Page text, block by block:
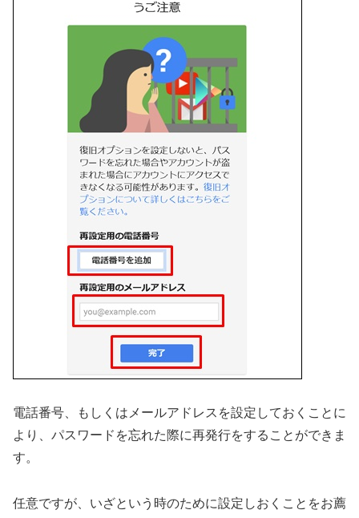
電話番号、もしくはメールアドレスを設定しておくことに
より、パスワードを忘れた際に再発行をすることができま
す。
任意ですが、いざという時のために設定しおくことをお薦